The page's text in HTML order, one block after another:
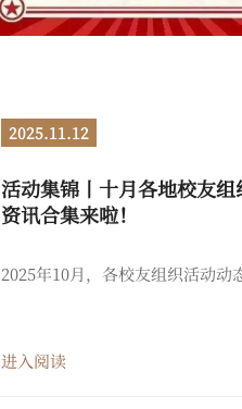
2025.11.12
活动集锦丨十月各地校友组
资讯合集来啦！
2025年10月，各校友组织活动动
进入阅读